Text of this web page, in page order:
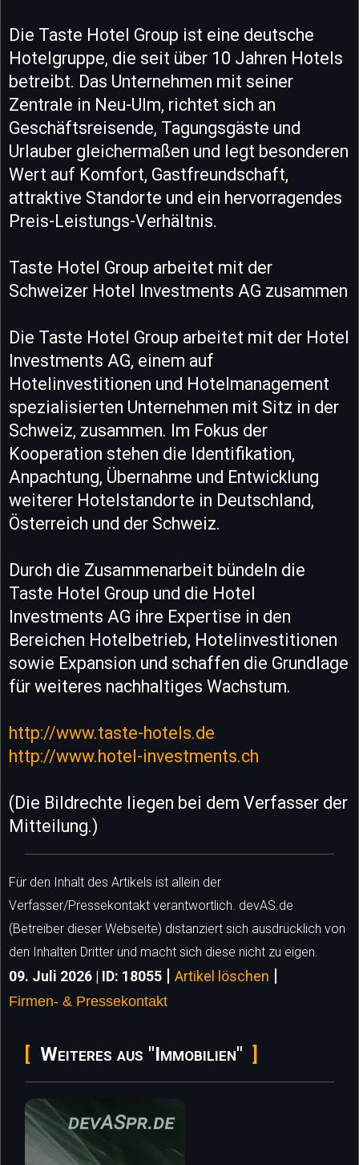
Die Taste Hotel Group ist eine deutsche
Hotelgruppe, die seit über 10 Jahren Hotels
betreibt. Das Unternehmen mit seiner
Zentrale in Neu-Ulm, richtet sich an
Geschäftsreisende, Tagungsgäste und
Urlauber gleichermaßen und legt besonderen
Wert auf Komfort, Gastfreundschaft,
attraktive Standorte und ein hervorragendes
Preis-Leistungs-Verhältnis.
Taste Hotel Group arbeitet mit der
Schweizer Hotel Investments AG zusammen
Die Taste Hotel Group arbeitet mit der Hotel
Investments AG, einem auf
Hotelinvestitionen und Hotelmanagement
spezialisierten Unternehmen mit Sitz in der
Schweiz, zusammen. Im Fokus der
Kooperation stehen die Identifikation,
Anpachtung, Übernahme und Entwicklung
weiterer Hotelstandorte in Deutschland,
Österreich und der Schweiz.
Durch die Zusammenarbeit bündeln die
Taste Hotel Group und die Hotel
Investments AG ihre Expertise in den
Bereichen Hotelbetrieb, Hotelinvestitionen
sowie Expansion und schaffen die Grundlage
für weiteres nachhaltiges Wachstum.
http://www.taste-hotels.de
http://www.hotel-investments.ch
(Die Bildrechte liegen bei dem Verfasser der
Mitteilung.)
Für den Inhalt des Artikels ist allein der
Verfasser/Pressekontakt verantwortlich. devAS.de
(Betreiber dieser Webseite) distanziert sich ausdrücklich von
den Inhalten Dritter und macht sich diese nicht zu eigen.
09. Juli 2026 | ID: 18055 | Artikel löschen |
Firmen- & Pressekontakt
Weiteres aus "Immobilien"